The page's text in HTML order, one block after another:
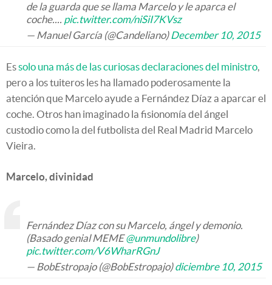
de la guarda que se llama Marcelo y le aparca el
coche.... pic.twitter.com/niSiI7KVsz
— Manuel García (@Candeliano)December 10, 2015
Essolo una más de las curiosas declaraciones del ministro,
pero a los tuiteros les ha llamado poderosamente la
atención que Marcelo ayude a Fernández Díaz a aparcar el
coche. Otros han imaginado la fisionomía del ángel
custodio como la del futbolista del Real Madrid Marcelo
Vieira.
Marcelo, divinidad
Fernández Díaz con su Marcelo, ángel y demonio.
(Basado genial MEME@unmundolibre)
pic.twitter.com/V6WharRGnJ
— BobEstropajo (@BobEstropajo)diciembre 10, 2015